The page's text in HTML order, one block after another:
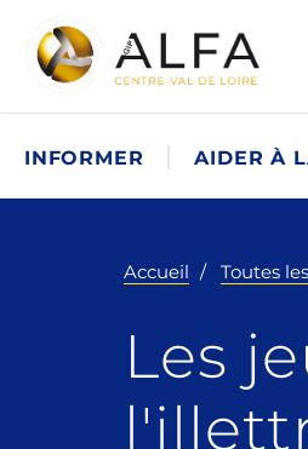
INFORMER AIDER À
Accueil Toutes
Les